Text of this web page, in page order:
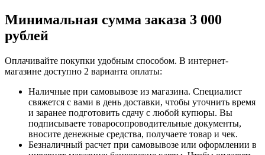
Минимальная сумма заказа 3 000
рублей
Оплачивайте покупки удобным способом. В интернет-
магазине доступно 2 варианта оплаты:
Наличные при самовывозе из магазина. Специалист
свяжется с вами в день доставки, чтобы уточнить время
и заранее подготовить сдачу с любой купюры. Вы
подписываете товаросопроводительные документы,
вносите денежные средства, получаете товар и чек.
Безналичный расчет при самовывозе или оформлении в